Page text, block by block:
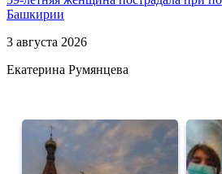
Башкирии
3 августа 2026
Екатерина Румянцева